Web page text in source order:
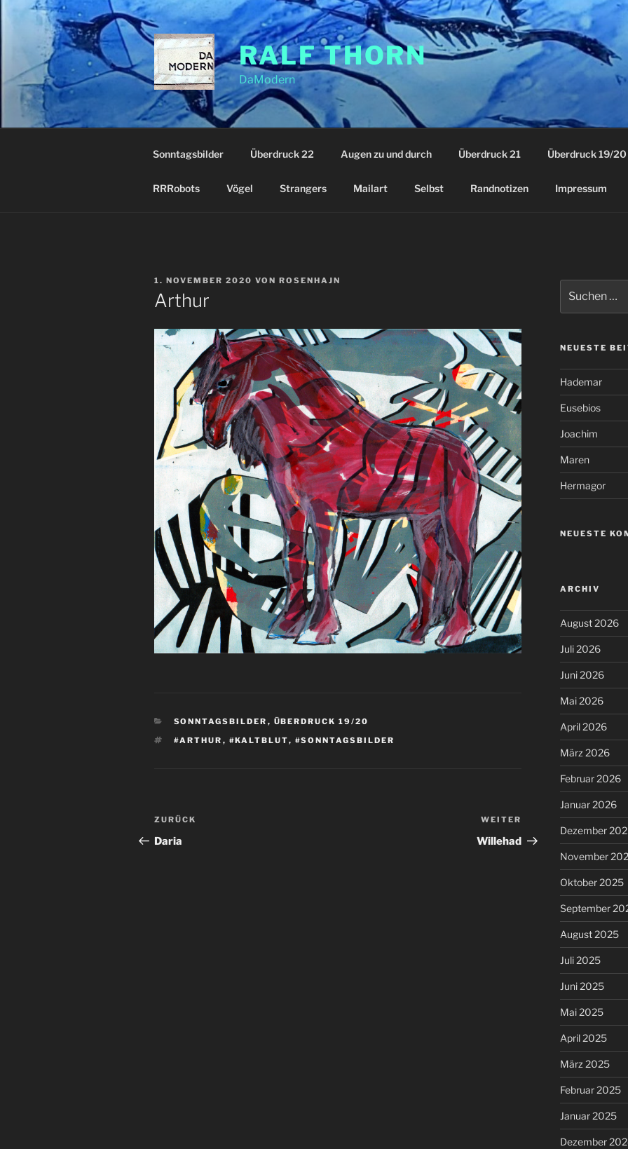
Zum
RALF THORN
DaModern
Sonntagsbilder Überdruck 22 Augen zu und durch Überdruck 21 Überdruck 19/20
RRRobots Vögel Strangers Mailart Selbst Randnotizen Impressum
VERÖFFENTLICHT
AM
1. NOVEMBER 2020 VON ROSENHAJN
Arthur
KATEGORIEN
SONNTAGSBILDER , ÜBERDRUCK 19/20
SCHLAGWÖRTER
#ARTHUR , #KALTBLUT, #SONNTAGSBILDER
Beitragsnavigation
Vorheriger
Beitrag
ZURÜCK
Daria
Nächster
Beitrag
WEITER
Willehad
nach:
NEUESTE
Hademar
Eusebios
Joachim
Maren
Hermagor
NEUESTE
ARCHIV
August 2026
Juli 2026
Juni 2026
Mai 2026
April 2026
März 2026
Februar 2026
Januar 2026
Dezember
November
Oktober 2025
September
August 2025
Juli 2025
Juni 2025
Mai 2025
April 2025
März 2025
Februar 2025
Januar 2025
Dezember